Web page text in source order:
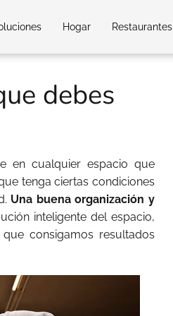
Hogar Restaurantes
debes
en cualquier espacio que
tenga ciertas condiciones
Una buena organización y
inteligente del espacio,
consigamos resultados